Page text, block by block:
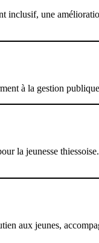
une
à la gestion
la jeunesse
aux jeunes,